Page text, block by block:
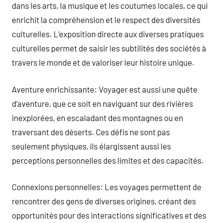
dans les arts, la musique et les coutumes locales, ce qui
enrichit la compréhension et le respect des diversités
culturelles. L’exposition directe aux diverses pratiques
culturelles permet de saisir les subtilités des sociétés à
travers le monde et de valoriser leur histoire unique.
Aventure enrichissante: Voyager est aussi une quête
d’aventure, que ce soit en naviguant sur des rivières
inexplorées, en escaladant des montagnes ou en
traversant des déserts. Ces défis ne sont pas
seulement physiques, ils élargissent aussi les
perceptions personnelles des limites et des capacités.
Connexions personnelles: Les voyages permettent de
rencontrer des gens de diverses origines, créant des
opportunités pour des interactions significatives et des